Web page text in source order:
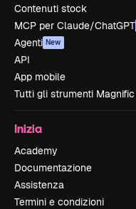
Contenuti stock
MCP per Claude/ChatGPT
Agenti New
API
App mobile
Tutti gli strumenti Magnific
Inizia
Academy
Documentazione
Assistenza
Termini e condizioni